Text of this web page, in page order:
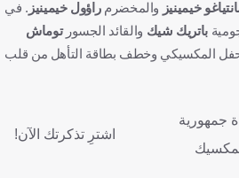
خيمينيز والمخضرمراؤول خيمينيز . في
باتريك شيك والقائد الجسورتوماش
المكسيكي وخطف بطاقة التأهل من قلب
جمهورية
اشترِ تذكرتك الآن!